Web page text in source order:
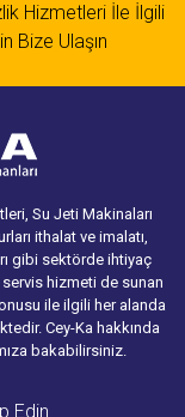
Hizmetleri İle İlgili
Bize Ulaşın
Su Jeti Makinaları
ithalat ve imalatı,
gibi sektörde ihtiyaç
hizmeti de sunan
ile ilgili her alanda
Cey-Ka hakkında
bakabilirsiniz.
Edin